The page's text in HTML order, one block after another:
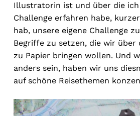
Illustratorin ist und über die ich
Challenge erfahren habe,
hab, unsere eigene Challenge
Begriffe zu setzen, die wir über
zu Papier bringen wollen. Und
anders sein, haben wir uns
auf schöne Reisethemen